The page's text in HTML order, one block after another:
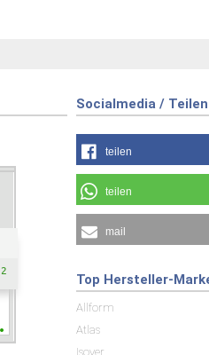
Socialmedia / Teilen
teilen
teilen
mail
Top Hersteller-
Allform
Atlas
Isover